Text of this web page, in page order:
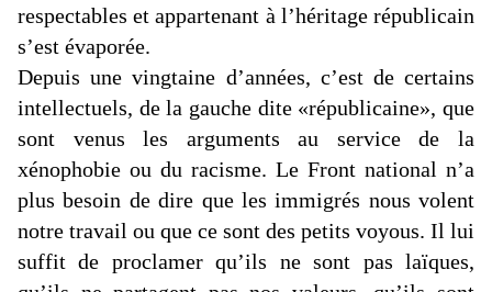
respectables et appartenant à l’héritage républicain
s’est évaporée.
Depuis une vingtaine d’années, c’est de certains
intellectuels, de la gauche dite «républicaine», que
sont venus les arguments au service de la
xénophobie ou du racisme. Le Front national n’a
plus besoin de dire que les immigrés nous volent
notre travail ou que ce sont des petits voyous. Il lui
suffit de proclamer qu’ils ne sont pas laïques,